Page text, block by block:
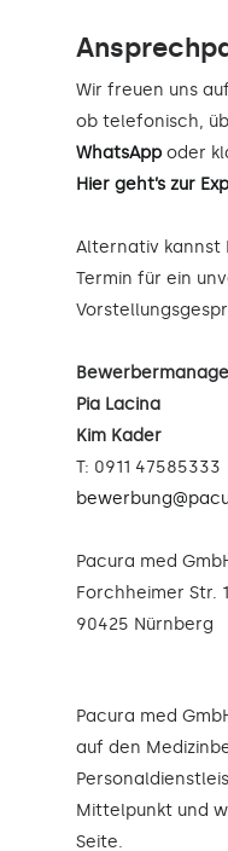
Wir freuen uns
ob telefonisch,
WhatsApp oder
Hier geht’s zur
Alternativ kannst
Termin für ein
Pia Lacina
Kim Kader
T: 0911 47585333
Pacura med
Forchheimer Str. 1
90425 Nürnberg
Pacura med
auf den
Mittelpunkt und
Seite.